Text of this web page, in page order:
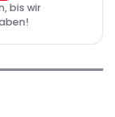
bis wir